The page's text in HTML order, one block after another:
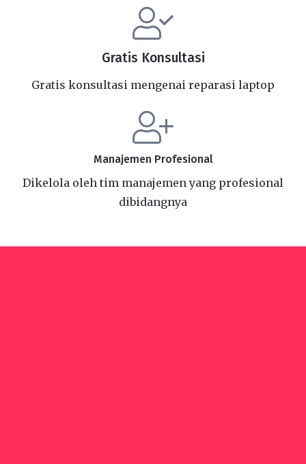
Gratis Konsultasi
Gratis konsultasi mengenai reparasi laptop
Manajemen Profesional
Dikelola oleh tim manajemen yang profesional
dibidangnya